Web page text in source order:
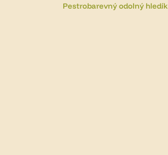
Pestrobarevný odolný hledík